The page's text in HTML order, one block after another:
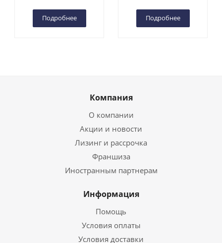
Подробнее Подробнее
Компания
О компании
Акции и новости
Лизинг и рассрочка
Франшиза
Иностранным партнерам
Информация
Помощь
Условия оплаты
Условия доставки